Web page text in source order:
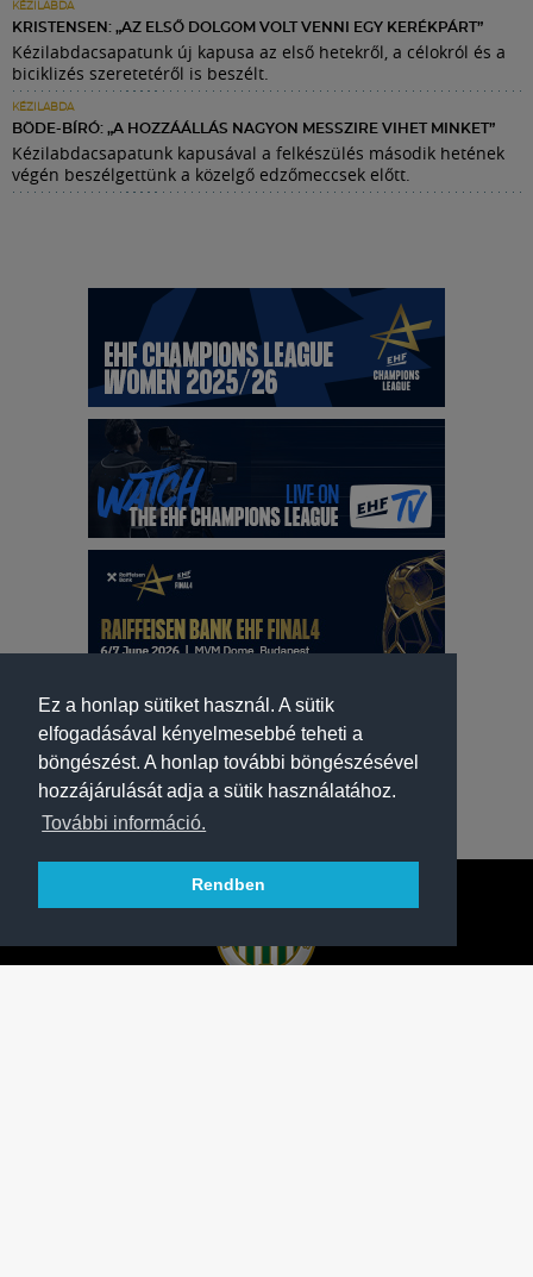
Ez a honlap sütiket használ. A sütik
elfogadásával kényelmesebbé teheti a
böngészést. A honlap további böngészésével
hozzájárulását adja a sütik használatához.
További információ.
Rendben
KÉZILABDA
KRISTENSEN: „AZ ELSŐ DOLGOM VOLT VENNI EGY KERÉKPÁRT”
Kézilabdacsapatunk új kapusa az első hetekről, a célokról és a
biciklizés szeretetéről is beszélt.
KÉZILABDA
BÖDE-BÍRÓ: „A HOZZÁÁLLÁS NAGYON MESSZIRE VIHET MINKET”
Kézilabdacsapatunk kapusával a felkészülés második hetének
végén beszélgettünk a közelgő edzőmeccsek előtt.